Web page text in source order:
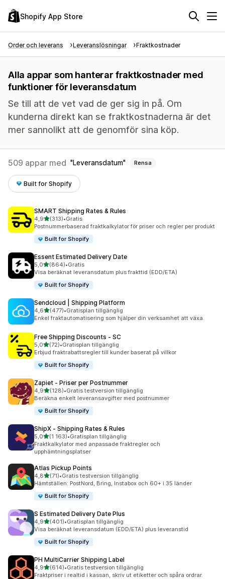
Shopify App Store
Order och leverans Leveranslösningar Fraktkostnader
Alla appar som hanterar fraktkostnader med
funktioner för leveransdatum
Se till att de vet vad de ger sig in på. Om
kunderna direkt kan se fraktkostnaderna är det
mer sannolikt att de genomför sina köp.
509 appar med Leveransdatum Rensa
Built for Shopify
SMART Shipping Rates & Rules
4,9av 5 stjärnor
(313)
313 recensioner totalt
•Gratis
Postnummerbaserad fraktkalkylator för priser och regler per produkt
Built for Shopify
Essent Estimated Delivery Date
5,0av 5 stjärnor
(864)
864 recensioner totalt
•Gratis
Visa beräknat leveransdatum plus frakttid (EDD/ETA)
Built for Shopify
Sendcloud | Shipping Platform
4,6av 5 stjärnor
(477)
477 recensioner totalt
•Gratisplan tillgänglig
Enkel fraktautomatisering som hjälper din verksamhet att växa.
Free Shipping Discounts ‑ SC
5,0av 5 stjärnor
(72)
72 recensioner totalt
•Gratisplan tillgänglig
Erbjud fraktrabattsregler till kunder baserat på villkor
Built for Shopify
Zapiet ‑ Priser per Postnummer
4,9av 5 stjärnor
(128)
128 recensioner totalt
•Gratis testversion tillgänglig
Beräkna enkelt leveransavgifter med postnummer
Built for Shopify
ShipX ‑ Shipping Rates & Rules
5,0av 5 stjärnor
(1 163)
1163 recensioner totalt
•Gratisplan tillgänglig
Fraktkalkylator med anpassade fraktregler och
upphämtningsplatser
Atlas Pickup Points
4,8av 5 stjärnor
(71)
71 recensioner totalt
•Gratis testversion tillgänglig
Hämtställen: PostNord, Bring, Instabox och 60+ i 35 länder
Built for Shopify
S Estimated Delivery Date Plus
4,9av 5 stjärnor
(401)
401 recensioner totalt
•Gratisplan tillgänglig
Visa beräknat leveransdatum (EDD/ETA) plus leveranstid
Built for Shopify
PH MultiCarrier Shipping Label
4,9av 5 stjärnor
(614)
614 recensioner totalt
•Gratis testversion tillgänglig
Fraktpriser i realtid i kassan, skriv ut etiketter och spåra ordrar.